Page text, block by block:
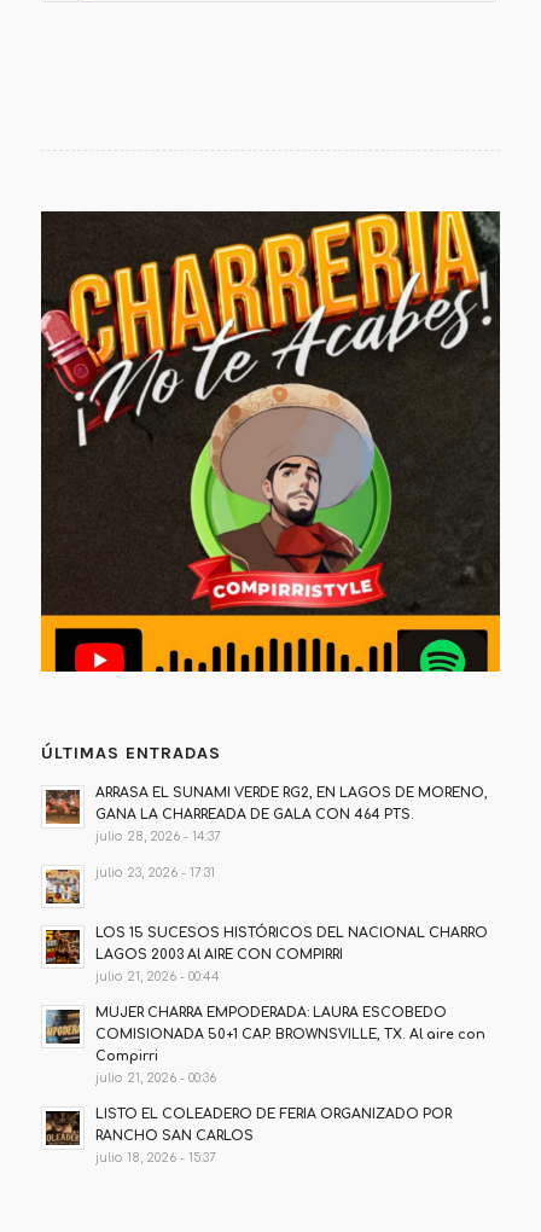
ÚLTIMAS ENTRADAS
ARRASA EL SUNAMI VERDE RG2, EN LAGOS DE MORENO,
GANA LA CHARREADA DE GALA CON 464 PTS.
julio 28, 2026 - 14:37
julio 23, 2026 - 17:31
LOS 15 SUCESOS HISTÓRICOS DEL NACIONAL CHARRO
LAGOS 2003 Al AIRE CON COMPIRRI
julio 21, 2026 - 00:44
MUJER CHARRA EMPODERADA: LAURA ESCOBEDO
COMISIONADA 50+1 CAP. BROWNSVILLE, TX. Al aire con
Compirri
julio 21, 2026 - 00:36
LISTO EL COLEADERO DE FERIA ORGANIZADO POR
RANCHO SAN CARLOS
julio 18, 2026 - 15:37